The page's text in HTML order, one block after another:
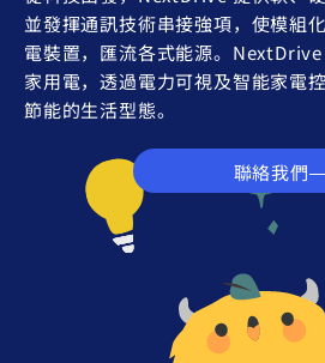
並發揮通訊技術串接強項，使模組
電裝置，匯流各式能源。
家用電，透過電力可視及智能家電
節能的生活型態。
聯絡我們